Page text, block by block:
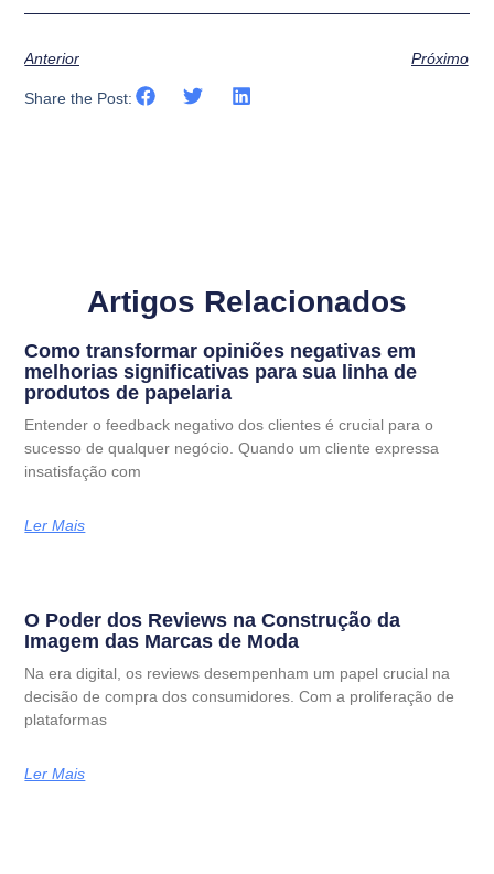
Anterior Próximo
Share the Post:
Artigos Relacionados
Como transformar opiniões negativas em
melhorias significativas para sua linha de
produtos de papelaria
Entender o feedback negativo dos clientes é crucial para o
sucesso de qualquer negócio. Quando um cliente expressa
insatisfação com
Ler Mais
O Poder dos Reviews na Construção da
Imagem das Marcas de Moda
Na era digital, os reviews desempenham um papel crucial na
decisão de compra dos consumidores. Com a proliferação de
plataformas
Ler Mais